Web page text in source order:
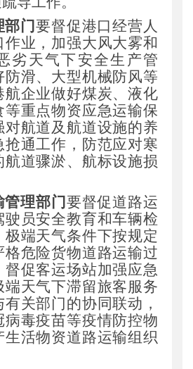
部门要督促港口经营人
作业 ， 加强大风大雾和
劣天气下安全生产管
防滑、大型机械防风等
航企业做好煤炭、液化
等重点物资应急运输保
对航道及航道设施的养
抢通工作 ， 防范应对寒
道骤淤、航标设施损
理部门 要督促道路运
驶员安全教育和车辆检
极端天气条件下按规定
格危险货物道路运输过
督促客运场站加强应急
端天气下滞留旅客服务
有关部门的协同联动 ，
病毒疫苗等疫情防控物
生活物资道路运输组织